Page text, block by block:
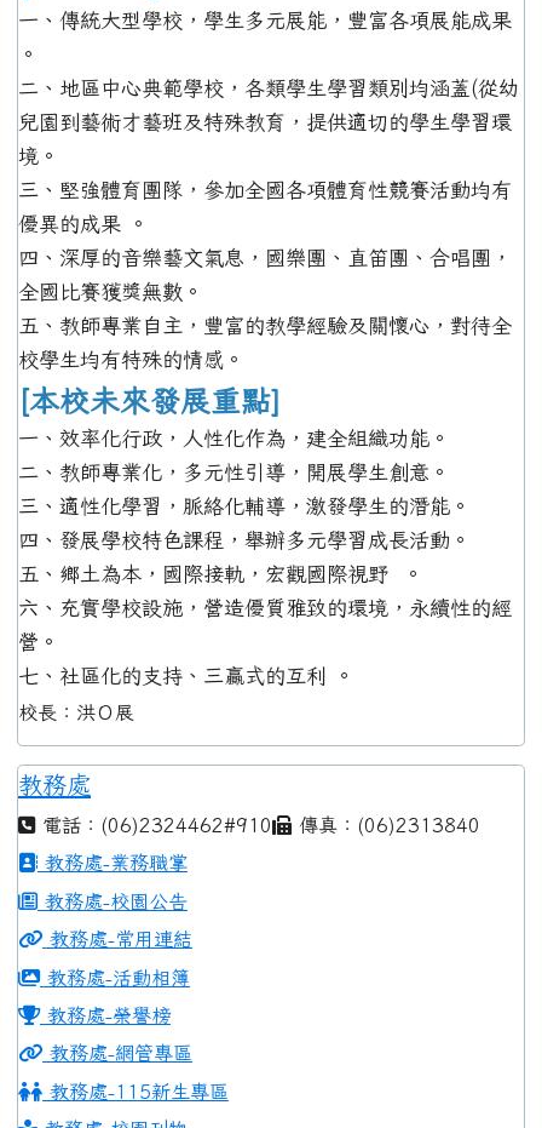
一、傳統大型學校，學生多元展能，豐富各項展能成果
。
二、地區中心典範學校，各類學生學習類別均涵蓋(從幼
兒園到藝術才藝班及特殊教育，提供適切的學生學習環
境。
三、堅強體育團隊，參加全國各項體育性競賽活動均有
優異的成果 。
四、深厚的音樂藝文氣息，國樂團、直笛團、合唱團，
全國比賽獲獎無數。
五、教師專業自主，豐富的教學經驗及關懷心，對待全
校學生均有特殊的情感。
[本校未來發展重點]
一、效率化行政，人性化作為，建全組織功能。
二、教師專業化，多元性引導，開展學生創意。
三、適性化學習，脈絡化輔導，激發學生的潛能。
四、發展學校特色課程，舉辦多元學習成長活動。
五、鄉土為本，國際接軌，宏觀國際視野 。
六、充實學校設施，營造優質雅致的環境，永續性的經
營。
七、社區化的支持、三贏式的互利 。
校長：洪Ｏ展
教務處
電話：(06)2324462#910
傳真：(06)2313840
教務處-業務職掌
教務處-校園公告
教務處-常用連結
教務處-活動相簿
教務處-榮譽榜
教務處-網管專區
教務處-115新生專區